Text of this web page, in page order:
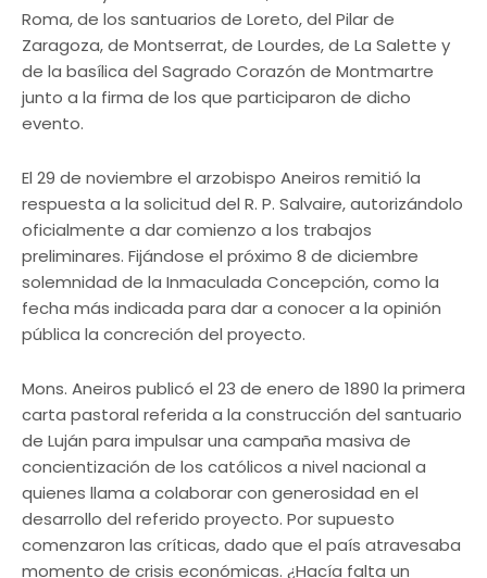
Roma, de los santuarios de Loreto, del Pilar de
Zaragoza, de Montserrat, de Lourdes, de La Salette y
de la basílica del Sagrado Corazón de Montmartre
junto a la firma de los que participaron de dicho
evento.
El 29 de noviembre el arzobispo Aneiros remitió la
respuesta a la solicitud del R. P. Salvaire, autorizándolo
oficialmente a dar comienzo a los trabajos
preliminares. Fijándose el próximo 8 de diciembre
solemnidad de la Inmaculada Concepción, como la
fecha más indicada para dar a conocer a la opinión
pública la concreción del proyecto.
Mons. Aneiros publicó el 23 de enero de 1890 la primera
carta pastoral referida a la construcción del santuario
de Luján para impulsar una campaña masiva de
concientización de los católicos a nivel nacional a
quienes llama a colaborar con generosidad en el
desarrollo del referido proyecto. Por supuesto
comenzaron las críticas, dado que el país atravesaba
momento de crisis económicas. ¿Hacía falta un